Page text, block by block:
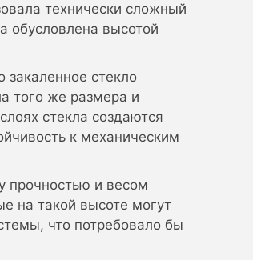
технически сложный
обусловлена высотой
стекло
того же размера и
стекла создаются
к механическим
прочностью и весом
на такой высоте могут
что потребовало бы